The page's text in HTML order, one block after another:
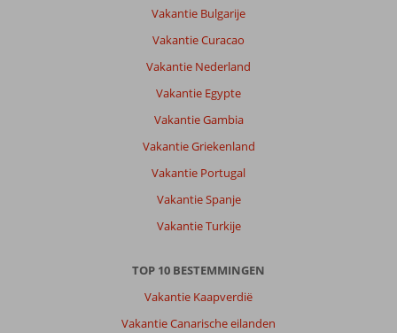
Vakantie Bulgarije
Vakantie Curacao
Vakantie Nederland
Vakantie Egypte
Vakantie Gambia
Vakantie Griekenland
Vakantie Portugal
Vakantie Spanje
Vakantie Turkije
TOP 10 BESTEMMINGEN
Vakantie Kaapverdië
Vakantie Canarische eilanden